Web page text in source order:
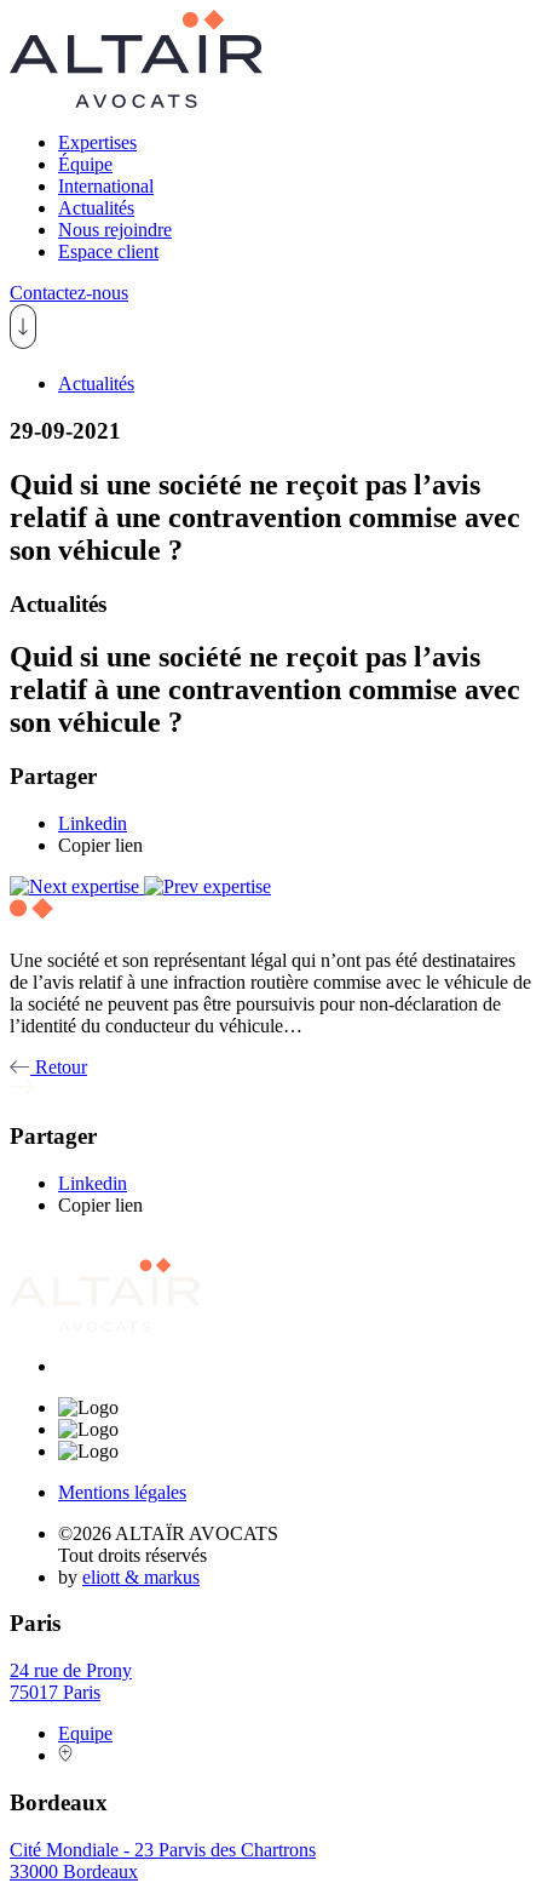
Expertises
Équipe
International
Actualités
Nous rejoindre
Espace client
Contactez-nous
Actualités
29-09-2021
Quid si une société ne reçoit pas l’avis
relatif à une contravention commise avec
son véhicule ?
Actualités
Quid si une société ne reçoit pas l’avis
relatif à une contravention commise avec
son véhicule ?
Partager
Linkedin
Copier lien
Une société et son représentant légal qui n’ont pas été destinataires
de l’avis relatif à une infraction routière commise avec le véhicule de
la société ne peuvent pas être poursuivis pour non-déclaration de
l’identité du conducteur du véhicule…
Retour
Partager
Linkedin
Copier lien
Mentions légales
©2026 ALTAÏR AVOCATS
Tout droits réservés
by eliott & markus
Paris
24 rue de Prony
75017 Paris
Equipe
Bordeaux
Cité Mondiale - 23 Parvis des Chartrons
33000 Bordeaux